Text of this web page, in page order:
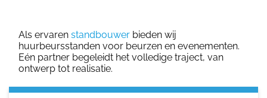
Als ervaren standbouwer bieden wij
huurbeursstanden voor beurzen en evenementen.
Eén partner begeleidt het volledige traject, van
ontwerp tot realisatie.